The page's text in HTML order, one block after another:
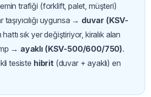
trafiği (forklift, palet, müşteri)
uygunsa → duvar (KSV-
hattı sık yer değiştiriyor, kiralık alan
→ ayaklı (KSV-500/600/750).
tesiste hibrit(duvar + ayaklı) en